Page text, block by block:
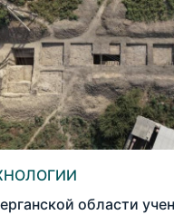
области